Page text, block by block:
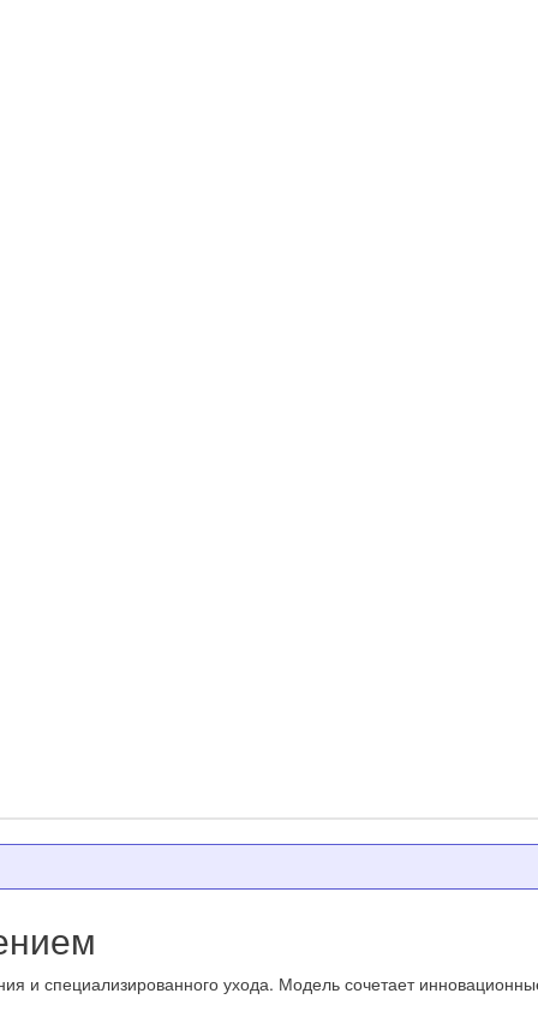
ухода. Модель сочетает